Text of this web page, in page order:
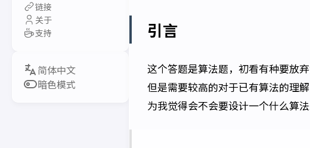
链接
关于
支持
暗色模式
引言
这个答题是算法题，初看有种要放
但是需要较高的对于已有算法的理
为我觉得会不会要设计一个什么算